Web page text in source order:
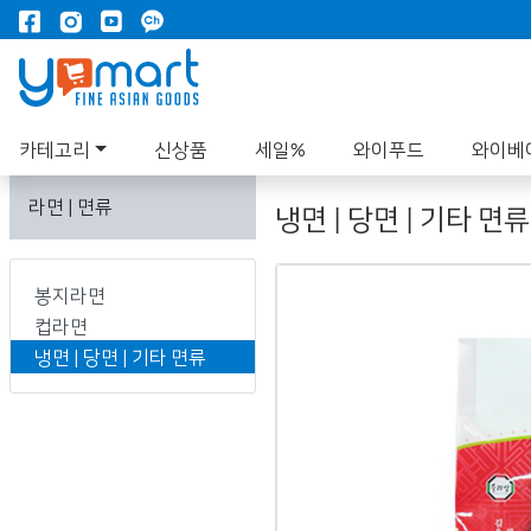
카테고리 신상품 세일% 와이푸드 와이베
라면 | 면류
봉지라면
컵라면
냉면 | 당면 | 기타 면류
냉면 | 당면 | 기타 면류